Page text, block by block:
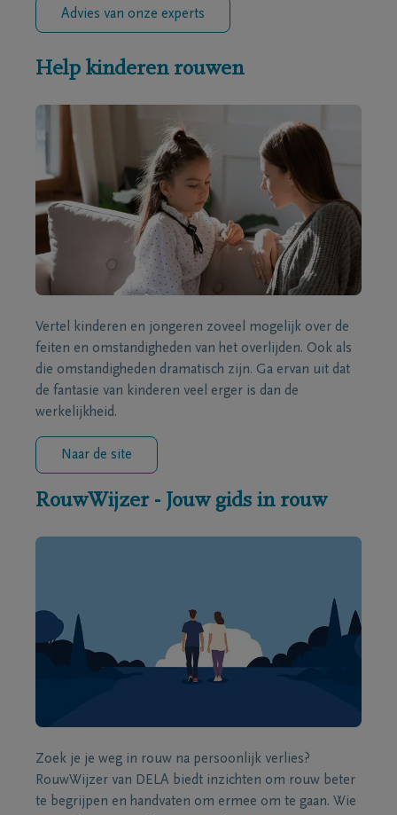
Advies van onze experts
Help kinderen rouwen
Vertel kinderen en jongeren zoveel mogelijk over de
feiten en omstandigheden van het overlijden. Ook als
die omstandigheden dramatisch zijn. Ga ervan uit dat
de fantasie van kinderen veel erger is dan de
werkelijkheid.
Naar de site
RouwWijzer - Jouw gids in rouw
Zoek je je weg in rouw na persoonlijk verlies?
RouwWijzer van DELA biedt inzichten om rouw beter
te begrijpen en handvaten om ermee om te gaan. Wie